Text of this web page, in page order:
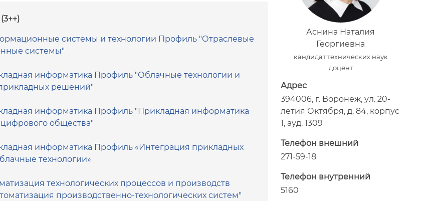
Аснина Наталия
Георгиевна
кандидат технических наук
доцент
Адрес
394006, г. Воронеж, ул. 20-
летия Октября, д. 84, корпус
1, ауд. 1309
Телефон внешний
271-59-18
Телефон внутренний
5160
системы и технологии Профиль "Отраслевые
системы"
информатика Профиль "Облачные технологии и
решений"
информатика Профиль "Прикладная информатика
общества"
информатика Профиль «Интеграция прикладных
технологии»
технологических процессов и производств
производственно-технологических систем"